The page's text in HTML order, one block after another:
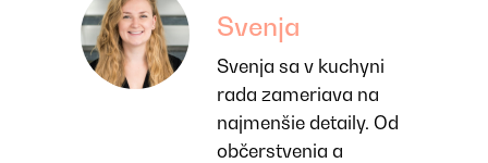
Svenja
Svenja sa v kuchyni
rada zameriava na
najmenšie detaily. Od
občerstvenia a